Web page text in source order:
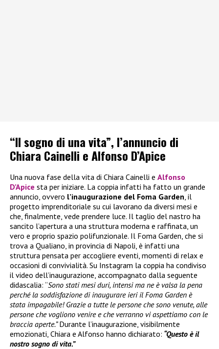
“Il sogno di una vita”, l’annuncio di
Chiara Cainelli e Alfonso D’Apice
Una nuova fase della vita di Chiara Cainelli e Alfonso
D’Apice sta per iniziare. La coppia infatti ha fatto un grande
annuncio, ovvero l’inaugurazione del Foma Garden , il
progetto imprenditoriale su cui lavorano da diversi mesi e
che, finalmente, vede prendere luce. Il taglio del nastro ha
sancito l’apertura a una struttura moderna e raffinata, un
vero e proprio spazio polifunzionale. Il Foma Garden, che si
trova a Qualiano, in provincia di Napoli, è infatti una
struttura pensata per accogliere eventi, momenti di relax e
occasioni di convivialità. Su Instagram la coppia ha condiviso
il video dell’inaugurazione, accompagnato dalla seguente
didascalia: “Sono stati mesi duri, intensi ma ne è valsa la pena
perché la soddisfazione di inaugurare ieri il Foma Garden è
stata impagabile! Grazie a tutte le persone che sono venute, alle
persone che vogliono venire e che verranno vi aspettiamo con le
braccia aperte.”Durante l’inaugurazione, visibilmente
emozionati, Chiara e Alfonso hanno dichiarato: “Questo è il
nostro sogno di vita.”